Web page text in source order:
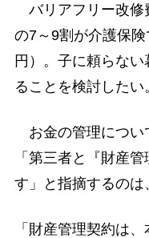
バリアフリー改修
の7～9割が介護保
円）。子に頼らな
ることを検討したい
お金の管理につい
「第三者と『財産
す」と指摘するのは
「財産管理契約は